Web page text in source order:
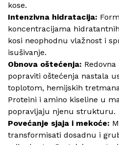
kose.
Intenzivna hidratacija:
koncentracijama
kosi neophodnu vlažnost i
isušivanje.
Obnova oštećenja:
popraviti oštećenja nastala
toplotom, hemijskih
Proteini i amino kiseline u
popravljaju njenu strukturu.
Povećanje sjaja i mekoće:
transformisati dosadnu i